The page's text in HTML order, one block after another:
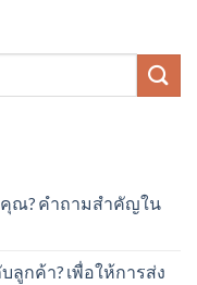
ณ? คำถามสำคัญใน
กค้า? เพื่อให้การส่ง